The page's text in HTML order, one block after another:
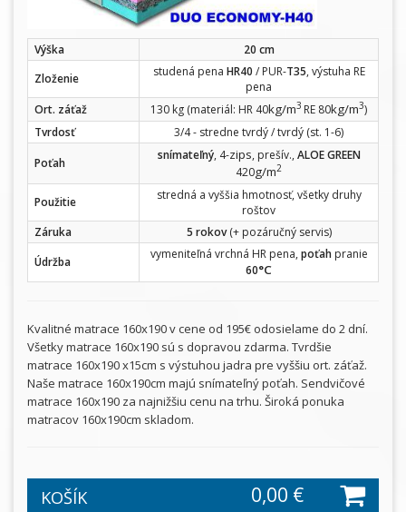
Výška
20 cm
Zloženie
studená pena HR40 / PUR-T35, výstuha RE
pena
Ort. záťaž
130 kg (materiál: HR 40kg/m3 RE 80kg/m3)
Tvrdosť
3/4 - stredne tvrdý / tvrdý (st. 1-6)
Poťah
snímateľný, 4-zips, prešív., ALOE GREEN
420g/m2
Použitie
stredná a vyššia hmotnosť, všetky druhy
roštov
Záruka
5 rokov(+ pozáručný servis)
Údržba
vymeniteľná vrchná HR pena, poťahpranie
60°C
Kvalitné matrace 160x190 v cene od 195€ odosielame do 2 dní.
Všetky matrace 160x190 sú s dopravou zdarma. Tvrdšie
matrace 160x190 x15cm s výstuhou jadra pre vyššiu ort. záťaž.
Naše matrace 160x190cm majú snímateľný poťah. Sendvičové
matrace 160x190 za najnižšiu cenu na trhu. Široká ponuka
matracov 160x190cm skladom.
KOŠÍK 0,00 €